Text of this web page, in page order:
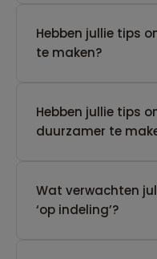
Hebben jullie tips
te maken?
Hebben jullie tips
duurzamer te
Wat verwachten
‘op indeling’?